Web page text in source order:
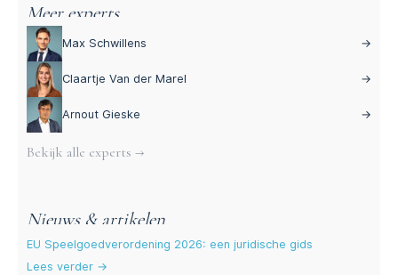
Meer experts
Max Schwillens →
Claartje Van der Marel →
Arnout Gieske →
Bekijk alle experts →
Nieuws & artikelen
EU Speelgoedverordening 2026: een juridische gids
Lees verder →